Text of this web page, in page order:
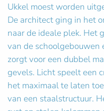
Ukkel moest worden
De architect ging in het
naar de ideale plek. Het
van de
zorgt voor een dubbel
gevels. Licht speelt een
het maximaal te laten
van een staalstructuur.